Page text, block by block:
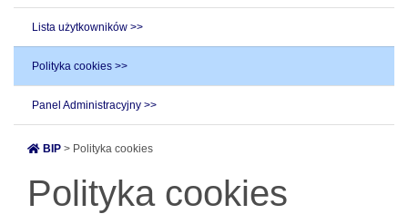
Lista użytkowników >>
Polityka cookies >>
Panel Administracyjny >>
BIP > Polityka cookies
Polityka cookies